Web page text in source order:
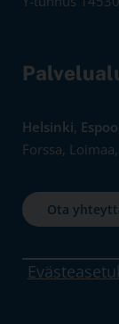
Helsinki, Espoo
Forssa,
Ota